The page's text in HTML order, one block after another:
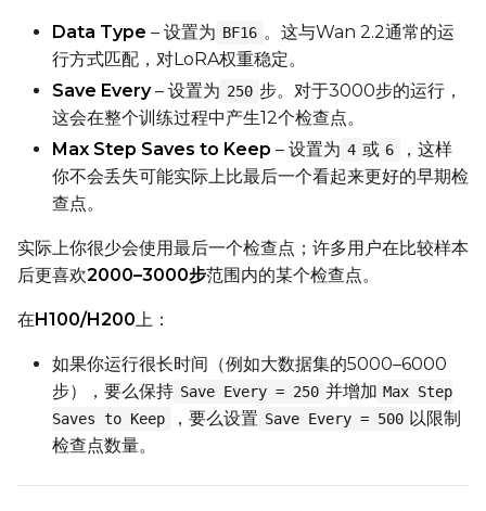
Data Type – 设置为 BF16 。这与Wan 2.2通常的运
行方式匹配，对LoRA权重稳定。
Save Every– 设置为 250 步。对于3000步的运行，
这会在整个训练过程中产生12个检查点。
Max Step Saves to Keep – 设置为 4 或 6
，这样
你不会丢失可能实际上比最后一个看起来更好的早期检
查点。
实际上你很少会使用最后一个检查点；许多用户在比较样本
后更喜欢2000–3000步范围内的某个检查点。
在H100/H200上：
如果你运行很长时间（例如大数据集的5000–6000
步），要么保持 Save Every = 250 并增加 Max Step
Saves to Keep
，要么设置 Save Every = 500 以限制
检查点数量。